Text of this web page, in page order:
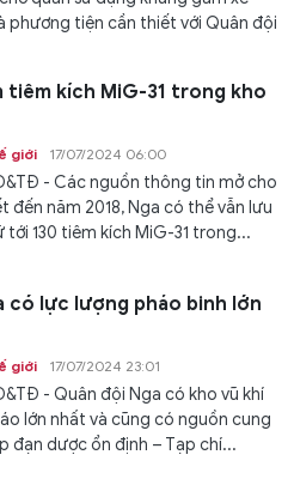
phương tiện cần thiết với Quân đội
tiêm kích MiG-31 trong kho
giới 17/07/2024 06:00
- Các nguồn thông tin mở cho
đến năm 2018, Nga có thể vẫn lưu
tới 130 tiêm kích MiG-31 trong...
có lực lượng pháo binh lớn
giới 17/07/2024 23:01
- Quân đội Nga có kho vũ khí
lớn nhất và cũng có nguồn cung
đạn dược ổn định – Tạp chí...